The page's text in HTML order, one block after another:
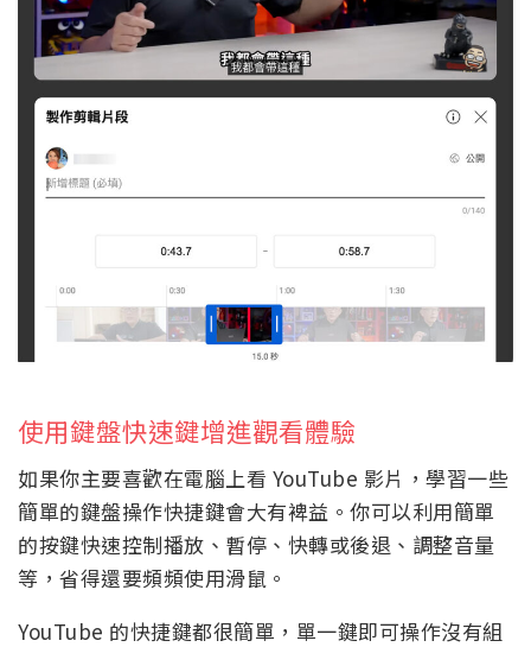
使用鍵盤快速鍵增進觀看體驗
如果你主要喜歡在電腦上看 YouTube 影片，學習一些
簡單的鍵盤操作快捷鍵會大有裨益。你可以利用簡單
的按鍵快速控制播放、暫停、快轉或後退、調整音量
等，省得還要頻頻使用滑鼠。
YouTube 的快捷鍵都很簡單，單一鍵即可操作沒有組